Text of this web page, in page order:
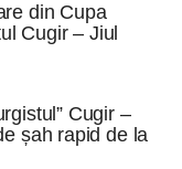
din Cupa
Cugir – Jiul
Cugir –
șah rapid de la